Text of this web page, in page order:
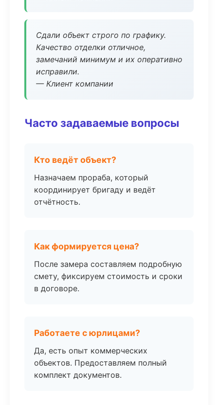
Сдали объект строго по графику.
Качество отделки отличное,
замечаний минимум и их оперативно
исправили.
— Клиент компании
Часто задаваемые вопросы
Кто ведёт объект?
Назначаем прораба, который
координирует бригаду и ведёт
отчётность.
Как формируется цена?
После замера составляем подробную
смету, фиксируем стоимость и сроки
в договоре.
Работаете с юрлицами?
Да, есть опыт коммерческих
объектов. Предоставляем полный
комплект документов.